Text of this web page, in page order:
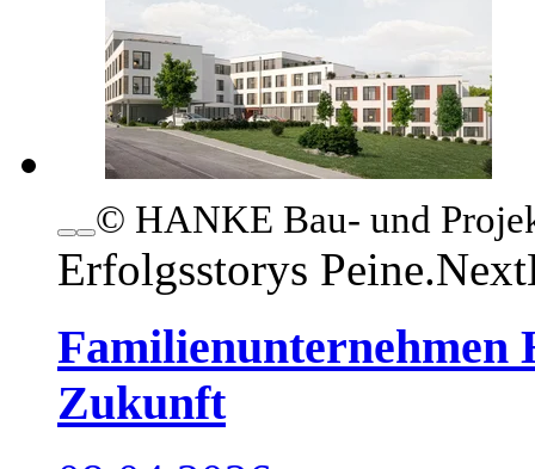
© HANKE Bau- und
Erfolgsstorys
Familienunternehmen
Zukunft